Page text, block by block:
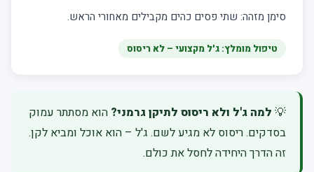
סימן מזהה: שתי פסים כהים מקבילים מאחורי הראש.
טיפול מומלץ: ג'ל מקצועי – לא ריסוס
💡 למה ג'ל ולא ריסוס לתיקן גרמני? הוא מסתתר עמוק
בסדקים. ריסוס לא מגיע לשם. ג'ל – הוא אוכל ומביא לקן.
זה הדרך היחידה לחסל את כולם.